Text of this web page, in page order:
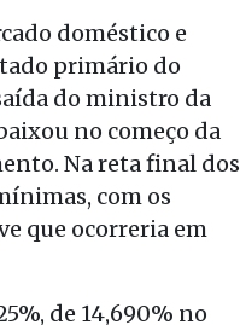
doméstico e
primário do
do ministro da
no começo da
Na reta final dos
com os
que ocorreria em
de 14,690% no